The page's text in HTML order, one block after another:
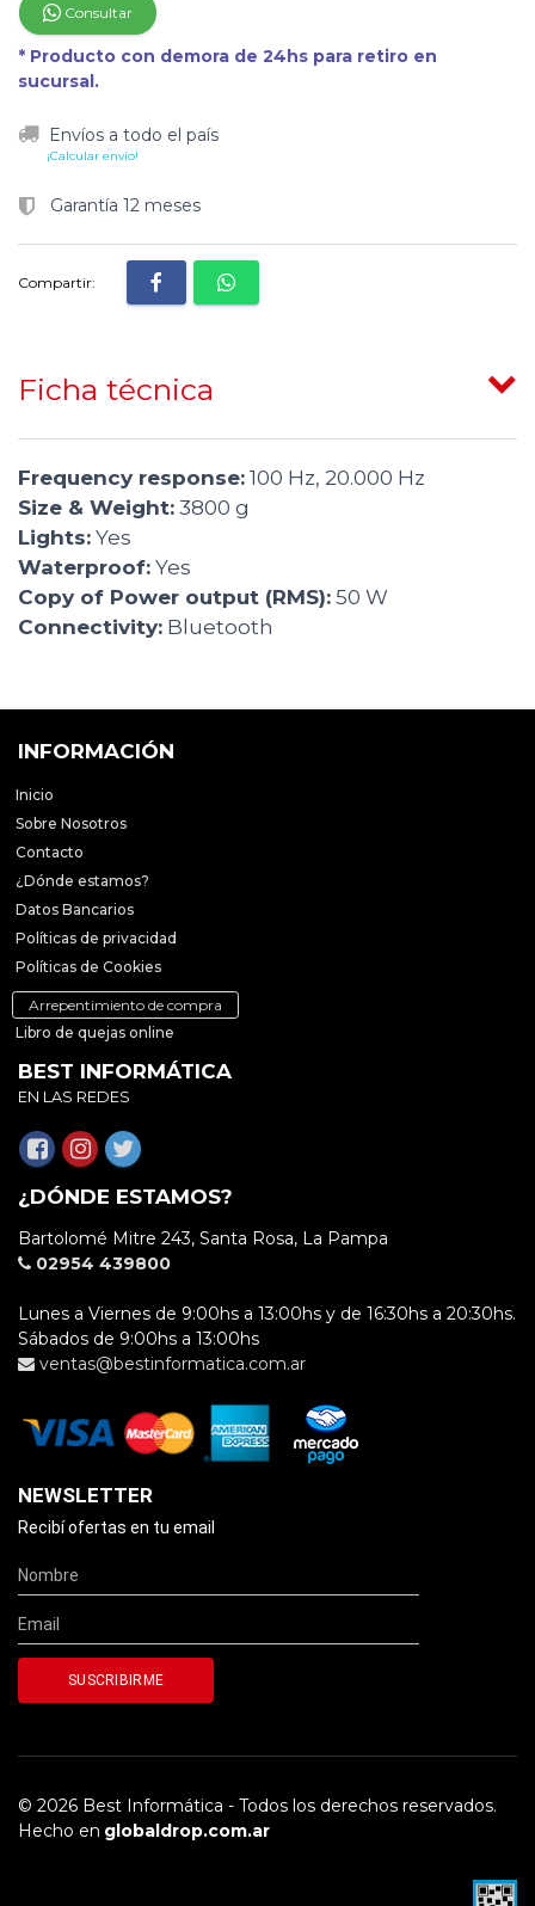
Consultar
* Producto con demora de 24hs para retiro en
sucursal.
Envíos a todo el país
¡Calcular envío!
Garantía 12 meses
Compartir:
Ficha técnica
Frequency response: 100 Hz, 20.000 Hz
Size & Weight: 3800 g
Lights: Yes
Waterproof: Yes
Copy of Power output (RMS): 50 W
Connectivity: Bluetooth
INFORMACIÓN
Inicio
Sobre Nosotros
Contacto
¿Dónde estamos?
Datos Bancarios
Políticas de privacidad
Políticas de Cookies
Arrepentimiento de compra
Libro de quejas online
BEST INFORMÁTICA
EN LAS REDES
¿DÓNDE ESTAMOS?
Bartolomé Mitre 243, Santa Rosa, La Pampa
02954 439800
Lunes a Viernes de 9:00hs a 13:00hs y de 16:30hs a 20:30hs.
Sábados de 9:00hs a 13:00hs
ventas@bestinformatica.com.ar
NEWSLETTER
Recibí ofertas en tu email
© 2026 Best Informática - Todos los derechos reservados.
Hecho en globaldrop.com.ar